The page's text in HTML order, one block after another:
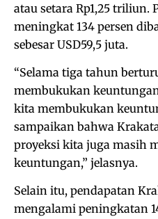
atau setara Rp1,25 triliun.
meningkat 134 persen
sebesar USD59,5 juta.
“Selama tiga tahun
membukukan
kita membukukan
sampaikan bahwa
proyeksi kita juga masih
keuntungan,” jelasnya.
Selain itu, pendapatan
mengalami peningkatan